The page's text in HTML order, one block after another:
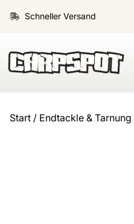
Schneller Versand
Start / Endtackle & Tarnung